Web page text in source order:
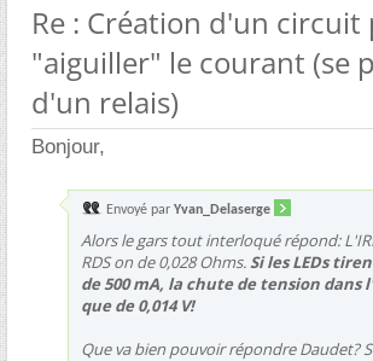
Re : Création d'un circuit
"aiguiller" le courant (se
d'un relais)
Bonjour,
Envoyé par Yvan_Delaserge
Alors le gars tout interloqué répond:
RDS on de 0,028 Ohms. Si les LEDs
de 500 mA, la chute de tension dans
que de 0,014 V!
Que va bien pouvoir répondre Daudet?